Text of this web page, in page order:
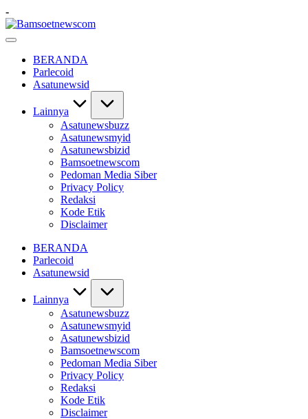
Skip
to
content
-
Bamsoetnewscom
Berita
MobilitasBERANDA
Parlecoid
Asatunewsid
Lainnya
Asatunewsbuzz
Asatunewsmyid
Asatunewsbizid
Bamsoetnewscom
Pedoman Media Siber
Privacy Policy
Redaksi
Kode Etik
Disclaimer
BERANDA
Parlecoid
Asatunewsid
Lainnya
Asatunewsbuzz
Asatunewsmyid
Asatunewsbizid
Bamsoetnewscom
Pedoman Media Siber
Privacy Policy
Redaksi
Kode Etik
Disclaimer